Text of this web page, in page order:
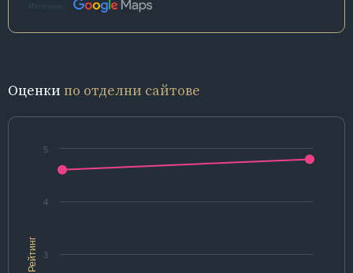
Източник:
Оценки по отделни сайтове
Рейтинг 3
4
5